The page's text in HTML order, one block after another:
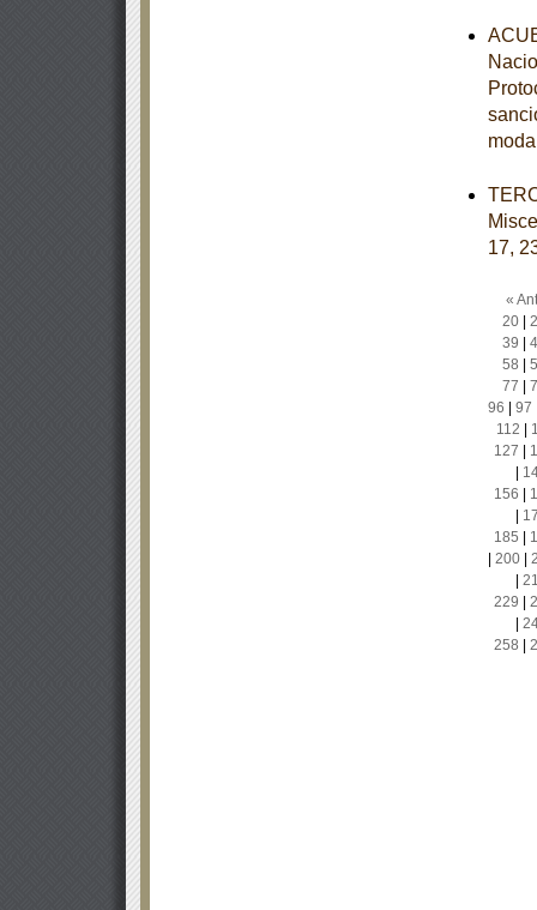
17,
«
20|
39
58
77
96
97
112
127
156
185
200|
229
258